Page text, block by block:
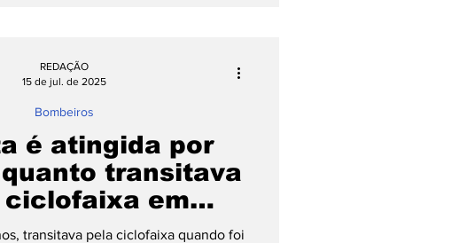
de confusão mental, um corte
é atingida por
transitava
ciclofaixa em
transitava pela ciclofaixa quando foi
Bombeiros
REDAÇÃO
15 de jul. de 2025